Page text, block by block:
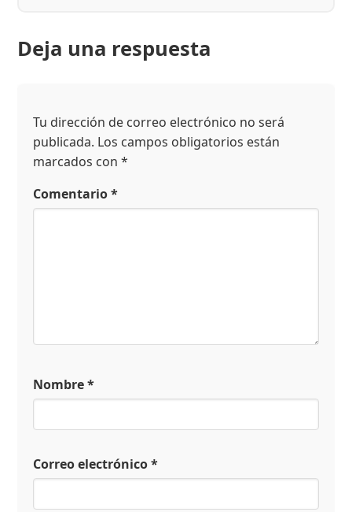
Deja una respuesta
Tu dirección de correo electrónico no será
publicada. Los campos obligatorios están
marcados con*
Comentario*
Nombre*
Correo electrónico*